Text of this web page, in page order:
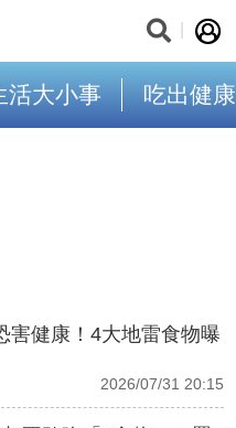
活大小事 吃出健康
害健康！4大地雷食物曝
2026/07/31 20:15